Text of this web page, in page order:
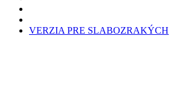
VERZIA PRE SLABOZRAKÝCH